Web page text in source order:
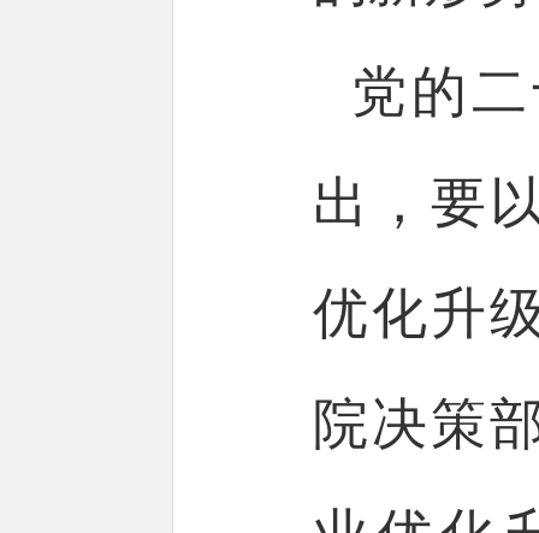
党的
出，要
优化升
院决策